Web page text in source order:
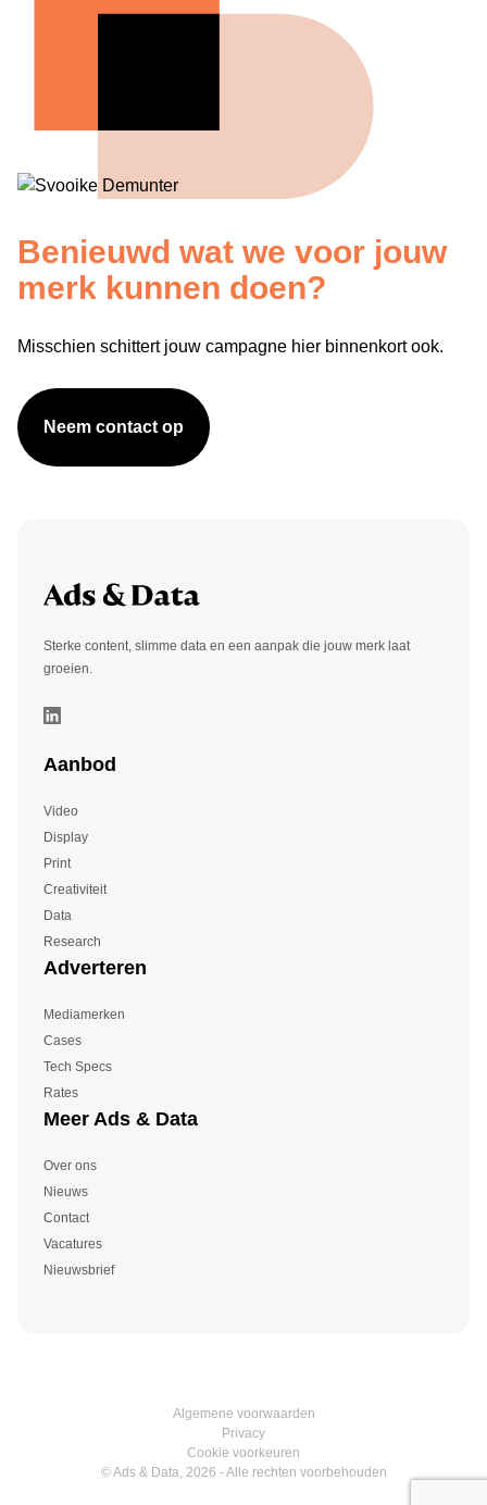
Benieuwd wat we voor jouw
merk kunnen doen?
Misschien schittert jouw campagne hier binnenkort ook.
Neem contact op
Sterke content, slimme data en een aanpak die jouw merk laat
groeien.
Aanbod
Video
Display
Print
Creativiteit
Data
Research
Adverteren
Mediamerken
Cases
Tech Specs
Rates
Meer Ads & Data
Over ons
Nieuws
Contact
Vacatures
Nieuwsbrief
Algemene voorwaarden
Privacy
Cookie voorkeuren
© Ads & Data, 2026 - Alle rechten voorbehouden